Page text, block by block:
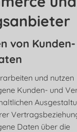
von
und nutzen
Kunden- und
Daten über die